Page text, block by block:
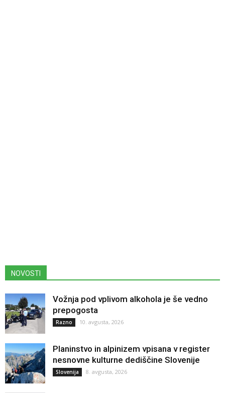
NOVOSTI
Vožnja pod vplivom alkohola je še vedno
prepogosta
Razno 10. avgusta, 2026
Planinstvo in alpinizem vpisana v register
nesnovne kulturne dediščine Slovenije
Slovenija 8. avgusta, 2026